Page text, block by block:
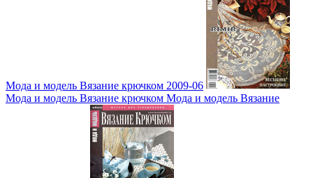
Мода и модель Вязание крючком 2009-06
Мода и модель Вязание крючком Мода и модель Вязание